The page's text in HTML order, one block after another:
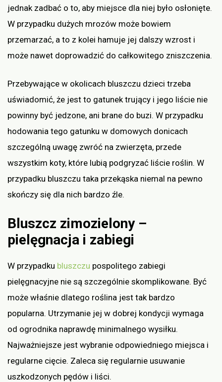
jednak zadbać o to, aby miejsce dla niej było osłonięte.
W przypadku dużych mrozów może bowiem
przemarzać, a to z kolei hamuje jej dalszy wzrost i
może nawet doprowadzić do całkowitego zniszczenia.
Przebywające w okolicach bluszczu dzieci trzeba
uświadomić, że jest to gatunek trujący i jego liście nie
powinny być jedzone, ani brane do buzi. W przypadku
hodowania tego gatunku w domowych donicach
szczególną uwagę zwróć na zwierzęta, przede
wszystkim koty, które lubią podgryzać liście roślin. W
przypadku bluszczu taka przekąska niemal na pewno
skończy się dla nich bardzo źle.
Bluszcz zimozielony –
pielęgnacja i zabiegi
W przypadku bluszczu pospolitego zabiegi
pielęgnacyjne nie są szczególnie skomplikowane. Być
może właśnie dlatego roślina jest tak bardzo
popularna. Utrzymanie jej w dobrej kondycji wymaga
od ogrodnika naprawdę minimalnego wysiłku.
Najważniejsze jest wybranie odpowiedniego miejsca i
regularne cięcie. Zaleca się regularnie usuwanie
uszkodzonych pędów i liści.